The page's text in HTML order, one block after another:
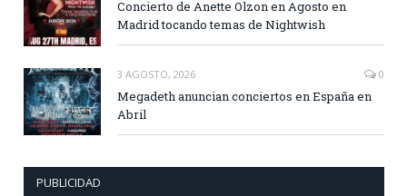
Concierto de Anette Olzon en Agosto en
Madrid tocando temas de Nightwish
3 AGOSTO, 2026 0
Megadeth anuncian conciertos en España en
Abril
PUBLICIDAD